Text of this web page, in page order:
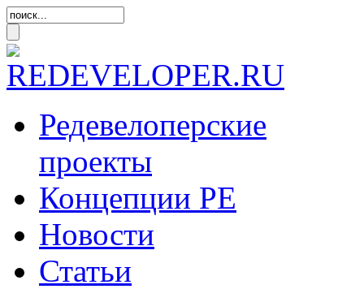
Редевелоперские
проекты
Концепции РЕ
Новости
Статьи